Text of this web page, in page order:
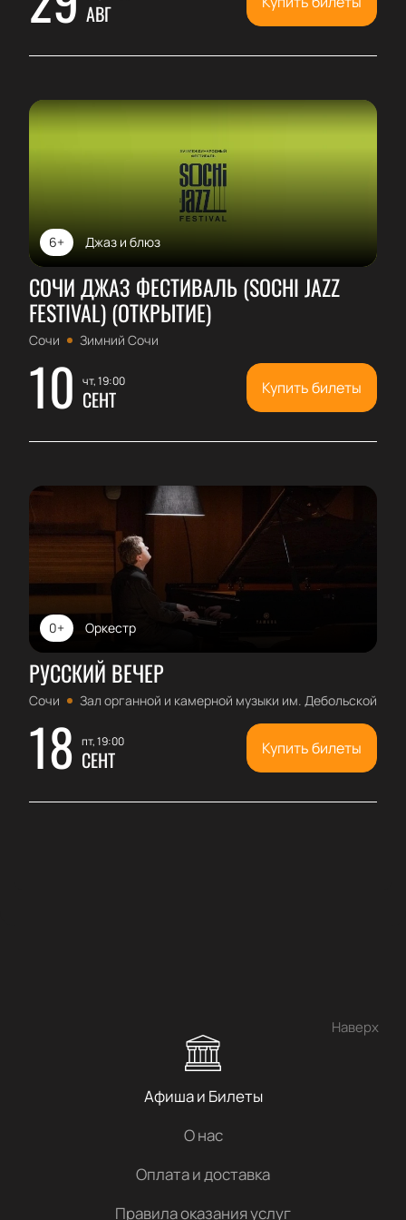
АВГ
Джаз и блюз
6+
СОЧИ ДЖАЗ ФЕСТИВАЛЬ (SOCHI JAZZ
FESTIVAL) (ОТКРЫТИЕ)
Сочи Зимний Сочи
10 чт, 19:00
СЕНТ Купить билеты
Оркестр
0+
РУССКИЙ ВЕЧЕР
Сочи Зал органной и камерной музыки им. Дебольской
18 пт, 19:00
СЕНТ Купить билеты
Наверх
Афиша и Билеты
О нас
Оплата и доставка
Правила оказания услуг